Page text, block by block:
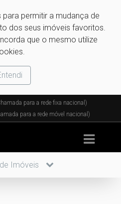
permitir a mudança de
dos seus imóveis favoritos.
que o mesmo utilize
para a rede fixa nacional)
para a rede móvel nacional)
Imóveis